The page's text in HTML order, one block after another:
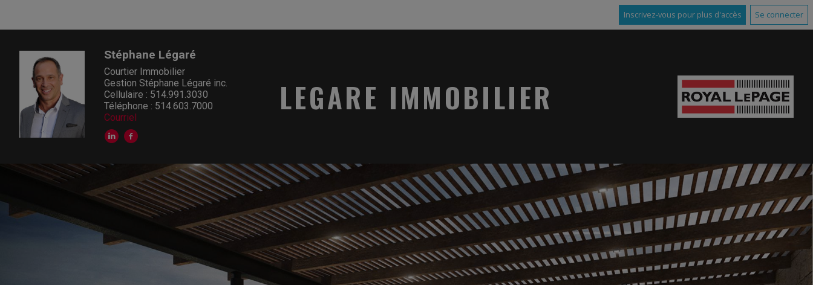
Inscrivez-vous pour plus d'accès Se connecter
Stéphane Légaré
Courtier Immobilier
Gestion Stéphane Légaré inc.
Cellulaire : 514.991.3030
Téléphone : 514.603.7000
Courriel
LEGARE IMMOBILIER